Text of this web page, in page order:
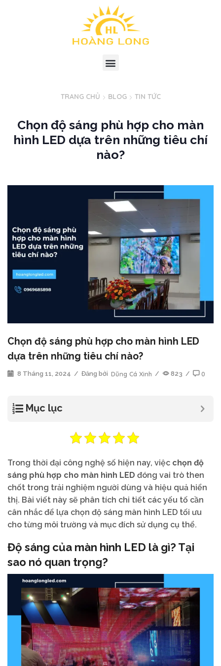
TRANG CHỦ BLOG TIN TỨC
Chọn độ sáng phù hợp cho màn
hình LED dựa trên những tiêu chí
nào?
Chọn độ sáng phù hợp cho màn hình LED
dựa trên những tiêu chí nào?
8 Tháng 11, 2024 / Đăng bởi Dũng Cá Xinh / 823 / 0
Mục lục
Trong thời đại công nghệ số hiện nay, việc chọn độ
sáng phù hợp cho màn hình LED đóng vai trò then
chốt trong trải nghiệm người dùng và hiệu quả hiển
thị. Bài viết này sẽ phân tích chi tiết các yếu tố cần
cân nhắc để lựa chọn độ sáng màn hình LED tối ưu
cho từng môi trường và mục đích sử dụng cụ thể.
Độ sáng của màn hình LED là gì? Tại
sao nó quan trọng?